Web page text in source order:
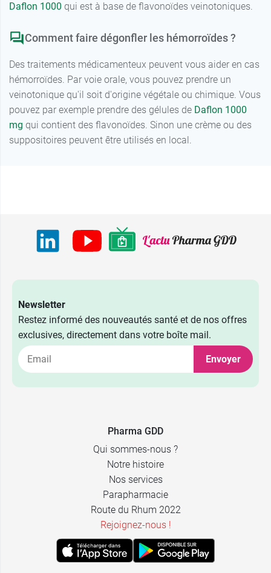
Daflon 1000 qui est à base de flavonoïdes veinotoniques.
Comment faire dégonfler les hémorroïdes ?
Des traitements médicamenteux peuvent vous aider en cas
hémorroïdes. Par voie orale, vous pouvez prendre un
veinotonique qu'il soit d'origine végétale ou chimique. Vous
pouvez par exemple prendre des gélules de Daflon 1000
mg qui contient des flavonoïdes. Sinon une crème ou des
suppositoires peuvent être utilisés en local.
Newsletter
Restez informé des nouveautés santé et de nos offres
exclusives, directement dans votre boîte mail.
Envoyer
Pharma GDD
Qui sommes-nous ?
Notre histoire
Nos services
Parapharmacie
Route du Rhum 2022
Rejoignez-nous !